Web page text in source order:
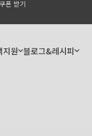
폰 받기
지원 블로그&레시피